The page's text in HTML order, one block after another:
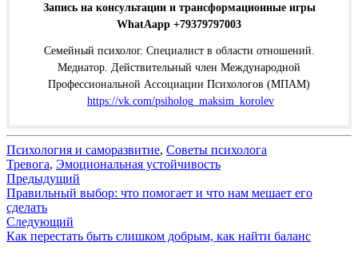
Запись на консультации и трансформационные игры
WhatAapp +79379797003
Семейный психолог. Специалист в области отношений.
Медиатор. Действительный член Международной
Профессиональной Ассоциации Психологов (МПАМ)
https://vk.com/psiholog_maksim_korolev
Психология и саморазвитие, Советы психолога
Тревога, Эмоциональная устойчивость
Навигация
по
записям
Предыдущий
Правильный выбор: что помогает и что нам мешает его
сделать
Следующий
Как перестать быть слишком добрым, как найти баланс